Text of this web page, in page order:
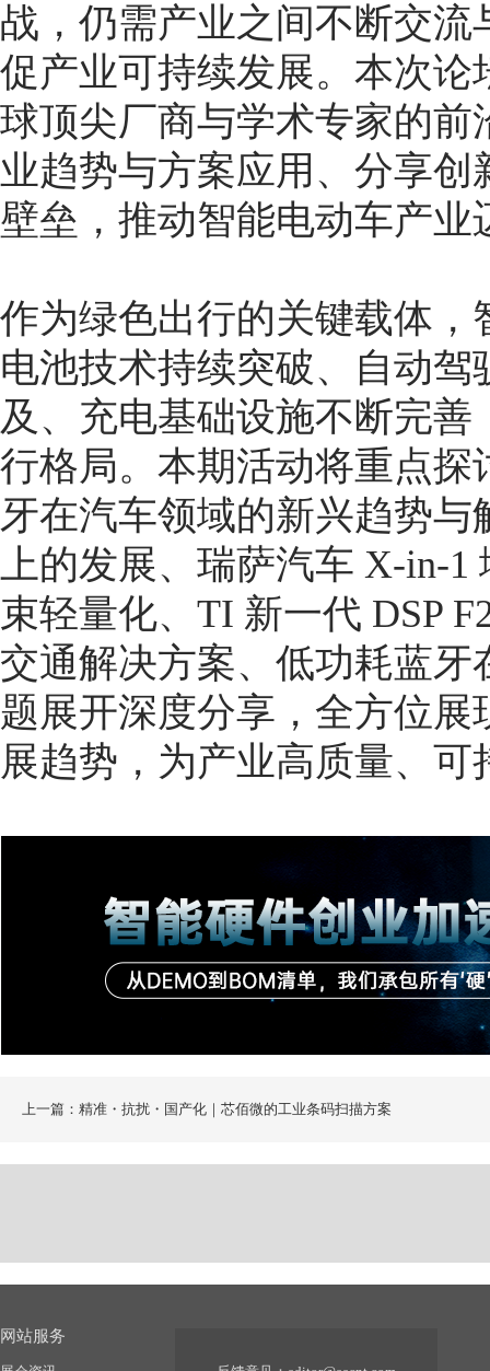
战，仍需产业之间不断交
促产业可持续发展。本次
球顶尖厂商与学术专家的
业趋势与方案应用、分享
壁垒，推动智能电动车产业
作为绿色出行的关键载体
电池技术持续突破、自动
及、充电基础设施不断完
行格局。本期活动将重点
牙在汽车领域的新兴趋势
上的发展、瑞萨汽车 X-in-1
束轻量化、TI 新一代 DSP
交通解决方案、低功耗蓝
题展开深度分享，全方位
展趋势，为产业高质量、
上一篇：精准・抗扰・国产化｜芯佰微的工业条码扫描方案
网站服务